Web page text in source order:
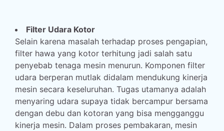
Filter Udara Kotor
Selain karena masalah terhadap proses pengapian,
filter hawa yang kotor terhitung jadi salah satu
penyebab tenaga mesin menurun. Komponen filter
udara berperan mutlak didalam mendukung kinerja
mesin secara keseluruhan. Tugas utamanya adalah
menyaring udara supaya tidak bercampur bersama
dengan debu dan kotoran yang bisa mengganggu
kinerja mesin. Dalam proses pembakaran, mesin